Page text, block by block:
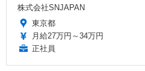
株式会社SNJAPAN
東京都
月給27万円～34万円
正社員